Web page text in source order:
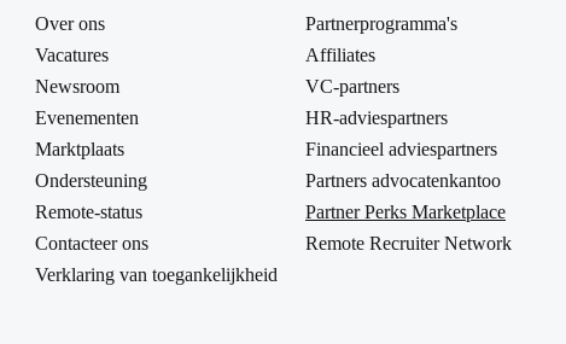
Over ons
Vacatures
Newsroom
Evenementen
Marktplaats
Ondersteuning
Remote-status
Contacteer ons
Verklaring van toegankelijkheid
Partnerprogramma's
Affiliates
VC-partners
HR-adviespartners
Financieel adviespartners
Partners advocatenkantoo
Partner Perks Marketplace
Remote Recruiter Network